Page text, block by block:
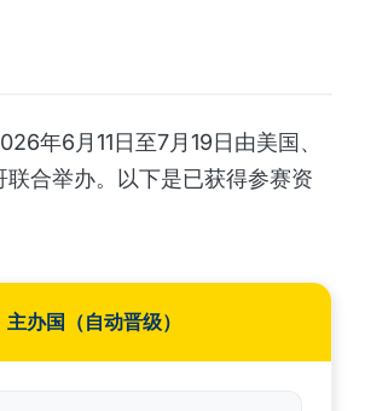
年6月11日至7月19日由美国、
联合举办。以下是已获得参赛资
主办国（自动晋级）